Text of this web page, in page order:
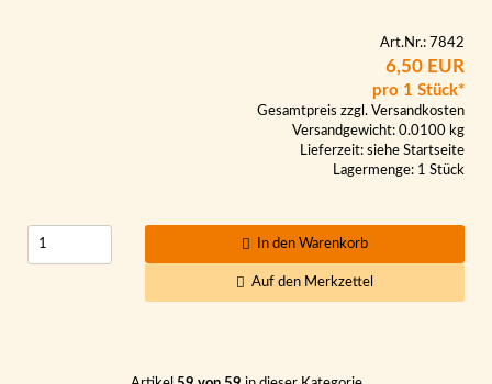
Art.Nr.: 7842
6,50 EUR
pro 1 Stück*
Gesamtpreis zzgl. Versandkosten
Versandgewicht: 0.0100 kg
Lieferzeit: siehe Startseite
Lagermenge: 1 Stück
In den Warenkorb
Auf den Merkzettel